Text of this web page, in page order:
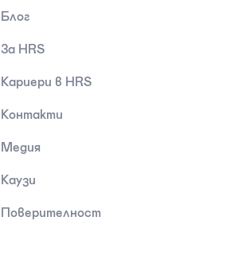
Блог
За HRS
Кариери в HRS
Контакти
Медия
Каузи
Поверителност